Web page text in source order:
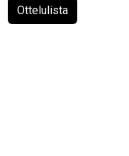
Ottelulista